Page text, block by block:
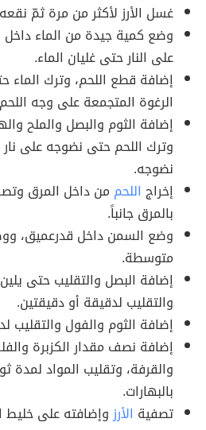
غسل الأرز لأكثر من مرة ثمّ
وضع كمية جيدة من الماء
على النار حتى غليان الماء.
إضافة قطع اللحم، وترك الماء
الرغوة المتجمعة على وجه
إضافة الثوم والبصل والملح
وترك اللحم حتى نضوجه على
نضوجه.
إخراج اللحم من داخل المرق
بالمرق جانباً.
وضع السمن داخل قدرعميق،
متوسطة.
إضافة البصل والتقليب حتى
والتقليب لدقيقة أو دقيقتين.
إضافة الثوم والفول والتقليب
إضافة نصف مقدار الكزبرة
والقرفة، وتقليب المواد لمدة
بالبهارات.
تصفية الأرزوإضافته على خليط